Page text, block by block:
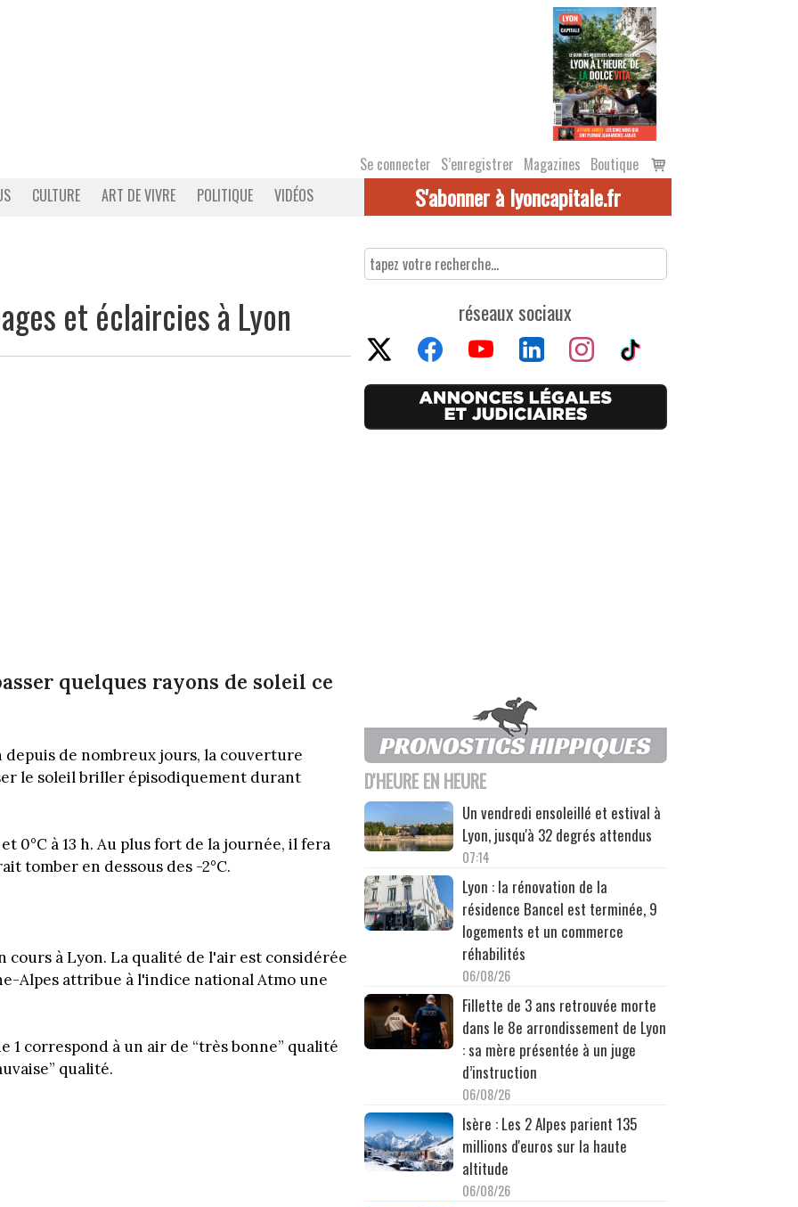
Se connecter S’enregistrer Magazines Boutique
Voir
le
CULTURE ART DE VIVRE POLITIQUE VIDÉOS S'abonner à lyoncapitale.fr
et éclaircies à Lyon
quelques rayons de soleil ce
depuis de nombreux jours, la couverture
le soleil briller épisodiquement durant
0°C à 13 h. Au plus fort de la journée, il fera
tomber en dessous des -2°C.
à Lyon. La qualité de l'air est considérée
Alpes attribue à l'indice national Atmo une
1 correspond à un air de “très bonne” qualité
qualité.
réseaux sociaux
D'HEURE EN HEURE
Un vendredi ensoleillé et estival à
Lyon, jusqu'à 32 degrés attendus
07:14
Lyon : la rénovation de la
résidence Bancel est terminée, 9
logements et un commerce
réhabilités
06/08/26
Fillette de 3 ans retrouvée morte
dans le 8e arrondissement de Lyon
: sa mère présentée à un juge
d’instruction
06/08/26
Isère : Les 2 Alpes parient 135
millions d'euros sur la haute
altitude
06/08/26